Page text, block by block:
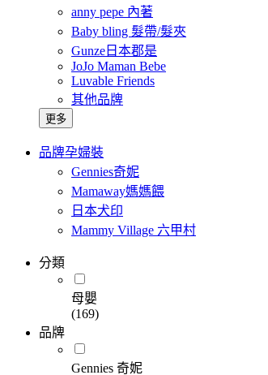
anny pepe 內著
Baby bling 髮帶/髮夾
Gunze日本郡是
JoJo Maman Bebe
Luvable Friends
其他品牌
更多
品牌孕婦裝
Gennies奇妮
Mamaway媽媽餵
日本犬印
Mammy Village 六甲村
分類
母嬰
(169)
品牌
Gennies 奇妮